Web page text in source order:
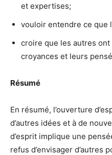
et expertises;
vouloir entendre ce que
croire que les autres
croyances et leurs
Résumé
En résumé, l’ouverture
d’autres idées et à de
d’esprit implique une
refus d’envisager d’autres